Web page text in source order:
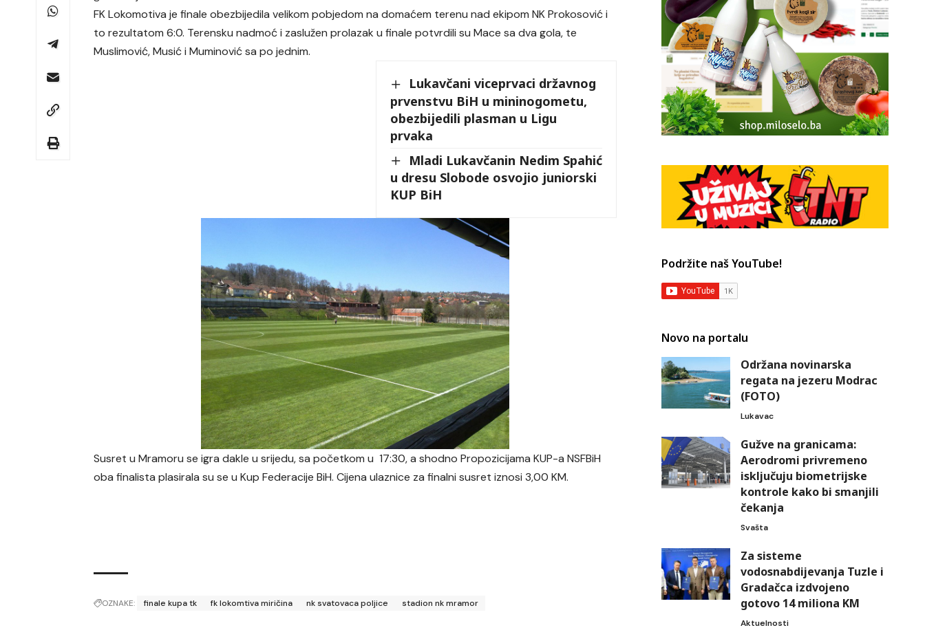
FK Lokomotiva je finale obezbijedila velikom pobjedom na domaćem terenu nad ekipom NK Prokosović i
to rezultatom 6:0. Terensku nadmoć i zaslužen prolazak u finale potvrdili su Mace sa dva gola, te
Muslimović, Musić i Muminović sa po jednim.
Lukavčani viceprvaci državnog
prvenstvu BiH u mininogometu,
obezbijedili plasman u Ligu
prvaka
Mladi Lukavčanin Nedim Spahić
u dresu Slobode osvojio juniorski
KUP BiH
Susret u Mramoru se igra dakle u srijedu, sa početkom u 17:30, a shodno Propozicijama KUP-a NSFBiH
oba finalista plasirala su se u Kup Federacije BiH. Cijena ulaznice za finalni susret iznosi 3,00 KM.
OZNAKE: finale kupa tk fk lokomtiva miričina nk svatovaca poljice stadion nk mramor
Podržite naš YouTube!
Novo na portalu
Održana novinarska
regata na jezeru Modrac
(FOTO)
Lukavac
Gužve na granicama:
Aerodromi privremeno
isključuju biometrijske
kontrole kako bi smanjili
čekanja
Svašta
Za sisteme
vodosnabdijevanja Tuzle i
Gradačca izdvojeno
gotovo 14 miliona KM
Aktuelnosti